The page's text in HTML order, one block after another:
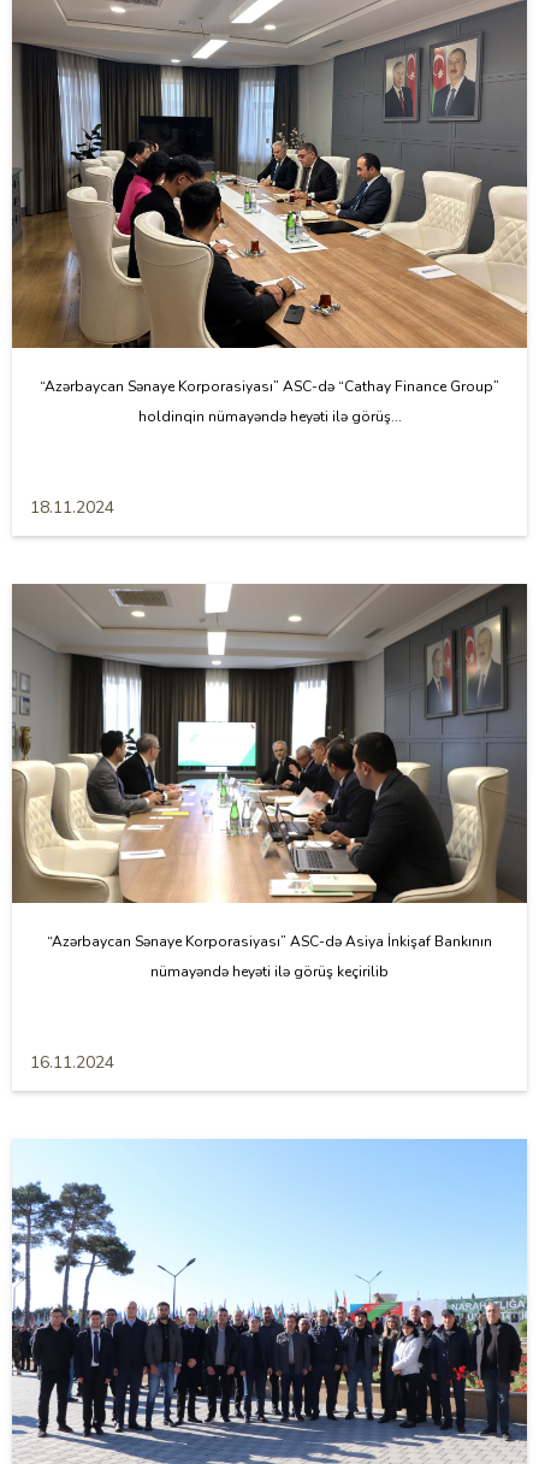
“Azərbaycan Sənaye Korporasiyası” ASC-də “Cathay Finance Group”
holdinqin nümayəndə heyəti ilə görüş...
18.11.2024
“Azərbaycan Sənaye Korporasiyası” ASC-də Asiya İnkişaf Bankının
nümayəndə heyəti ilə görüş keçirilib
16.11.2024